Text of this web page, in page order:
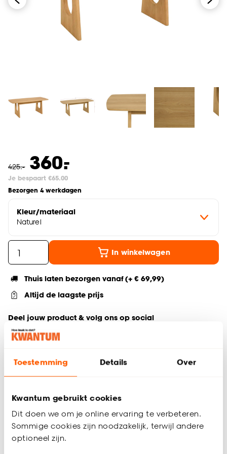
Toestemming Details Over
Kwantum gebruikt cookies
Dit doen we om je online ervaring te verbeteren.
Sommige cookies zijn noodzakelijk, terwijl andere
optioneel zijn.
425.- 360.
-
Je bespaart €65.00
Bezorgen 4 werkdagen
Kleur/materiaal
Naturel
In winkelwagen
Thuis laten bezorgen vanaf (+ € 69,99)
Altijd de laagste prijs
Deel jouw product & volg ons op social
Productomschrijving
Geschikt voor 6 personen
Blad van hout met organische poten
Eettafel Ferrara is een stijlvolle toevoeging die warmte en